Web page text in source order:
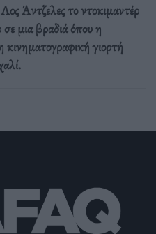
Άντζελες το ντοκιμαντέρ
μια βραδιά όπου η
κινηματογραφική γιορτή